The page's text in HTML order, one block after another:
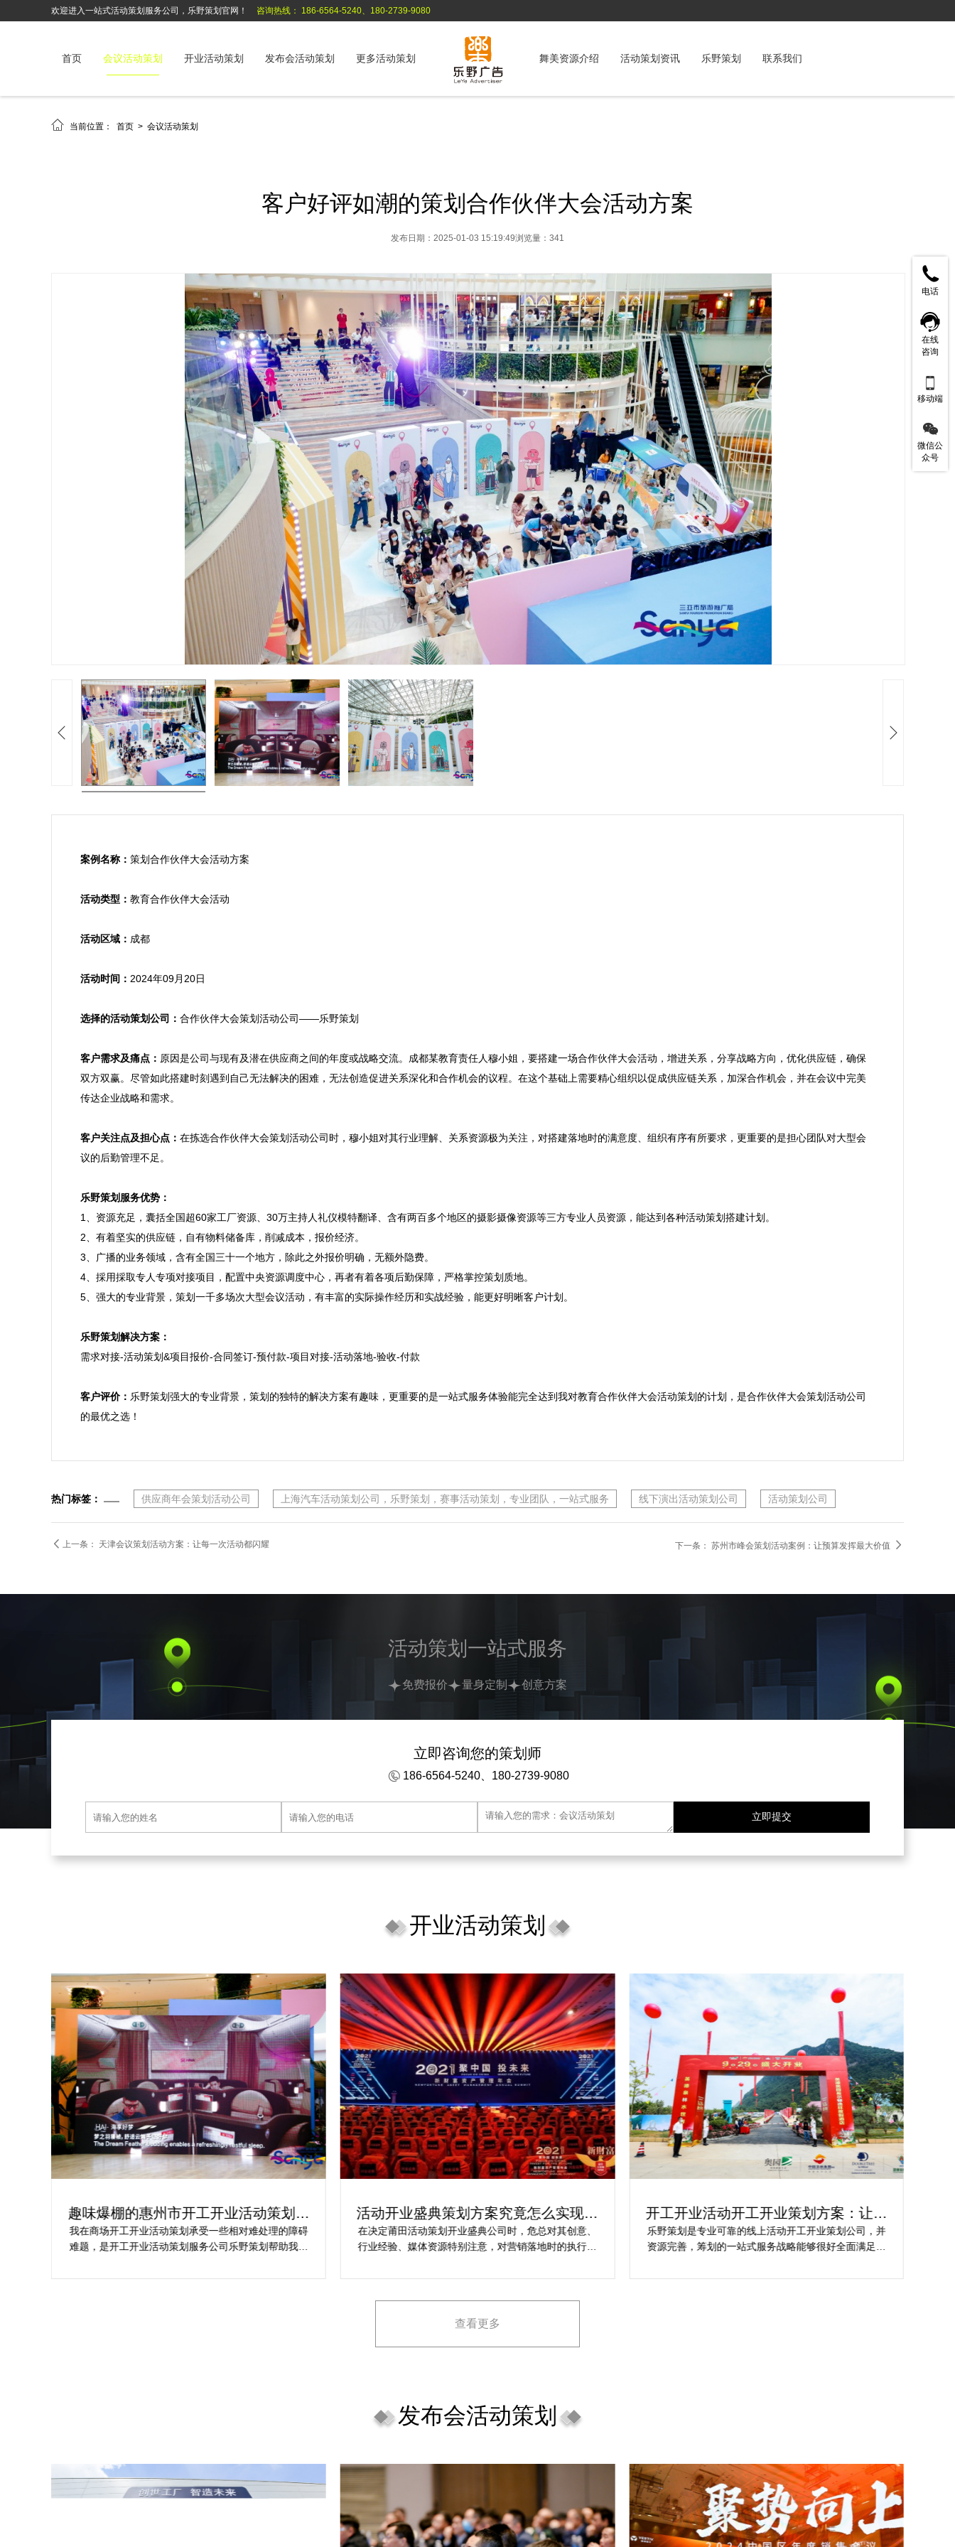
欢迎进入一站式活动策划服务公司，乐野策划官网！ 咨询热线： 186-6564-5240、180-2739-9080
首页 会议活动策划 开业活动策划 发布会活动策划 更多活动策划 舞美资源介绍 活动策划资讯 乐野策划 联系我们
 当前位置： 首页 > 会议活动策划
客户好评如潮的策划合作伙伴大会活动方案
发布日期：2025-01-03 15:19:49浏览量：341
案例名称： 策划合作伙伴大会活动方案
活动类型： 教育合作伙伴大会活动
活动区域： 成都
活动时间： 2024年09月20日
选择的活动策划公司： 合作伙伴大会策划活动公司——乐野策划
客户需求及痛点： 原因是公司与现有及潜在供应商之间的年度或战略交流。成都某教育责任人穆小姐，要搭建一场合作伙伴大会活动，增进关系，分享战略方向，优化供应链，确保
双方双赢。尽管如此搭建时刻遇到自己无法解决的困难，无法创造促进关系深化和合作机会的议程。在这个基础上需要精心组织以促成供应链关系，加深合作机会，并在会议中完美
传达企业战略和需求。
客户关注点及担心点： 在拣选合作伙伴大会策划活动公司时，穆小姐对其行业理解、关系资源极为关注，对搭建落地时的满意度、组织有序有所要求，更重要的是担心团队对大型会
议的后勤管理不足。
乐野策划服务优势：
1、资源充足，囊括全国超60家工厂资源、30万主持人礼仪模特翻译、含有两百多个地区的摄影摄像资源等三方专业人员资源，能达到各种活动策划搭建计划。
2、有着坚实的供应链，自有物料储备库，削减成本，报价经济。
3、广播的业务领域，含有全国三十一个地方，除此之外报价明确，无额外隐费。
4、採用採取专人专项对接项目，配置中央资源调度中心，再者有着各项后勤保障，严格掌控策划质地。
5、强大的专业背景，策划一千多场次大型会议活动，有丰富的实际操作经历和实战经验，能更好明晰客户计划。
乐野策划解决方案：
需求对接-活动策划&项目报价-合同签订-预付款-项目对接-活动落地-验收-付款
客户评价： 乐野策划强大的专业背景，策划的独特的解决方案有趣味，更重要的是一站式服务体验能完全达到我对教育合作伙伴大会活动策划的计划，是合作伙伴大会策划活动公司
的最优之选！
热门标签： 供应商年会策划活动公司 上海汽车活动策划公司，乐野策划，赛事活动策划，专业团队，一站式服务 线下演出活动策划公司 活动策划公司
 上一条： 天津会议策划活动方案：让每一次活动都闪耀 下一条： 苏州市峰会策划活动案例：让预算发挥最大价值 
活动策划一站式服务
免费报价 量身定制 创意方案
立即咨询您的策划师
186-6564-5240、180-2739-9080
开业活动策划
开工开业活动策划方
划承受一些相对难处理的障碍
划服务公司乐野策划帮助我完
完美，下次有计划还会选择乐
活动开业盛典策划方案究竟怎么实现梦
想活动
在决定莆田活动策划开业盛典公司时，危总对其创意、
行业经验、媒体资源特别注意，对营销落地时的执行一
理念理解不足，导致宣传方案不匹配。
开工开业活动开工开业策划方案：让你
的活动与众不同
乐野策划是专业可靠的线上活动开工开业策划公司，并
资源完善，筹划的一站式服务战略能够很好全面满足我
场开工开业活动策划，预备推荐给须要寻觅线上活动开
轻松实现创新：开工仪式策
解析
樊总担心策划公司对品牌理念理解不足，
不匹配。并且再指望项目落地时执行一致
公司时极度关注创意、行业经验、媒体
查看更多
发布会活动策划
电话
在线
咨询

移动端

微信公
众号